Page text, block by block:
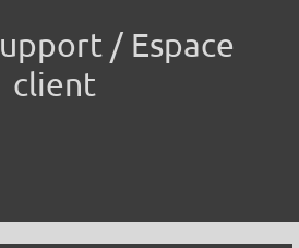
/ Espace
client